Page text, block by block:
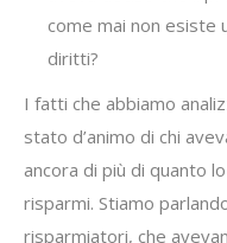
come mai non esiste
diritti?
I fatti che abbiamo
stato d’animo di chi
ancora di più di quanto
risparmi. Stiamo
risparmiatori, che